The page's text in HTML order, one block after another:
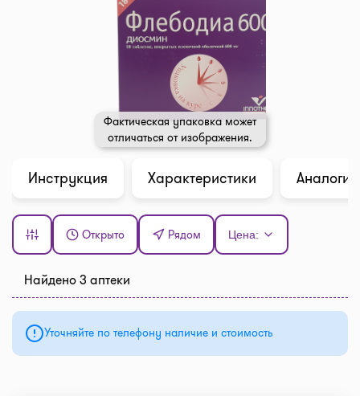
Фактическая упаковка может
отличаться от изображения.
Инструкция Характеристики Аналоги
Открыто Рядом Цена:
Найдено 3 аптеки
Уточняйте по телефону наличие и стоимость